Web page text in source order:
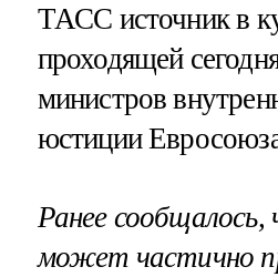
ТАСС источник в
проходящей
министров
юстиции
Ранее
может частично